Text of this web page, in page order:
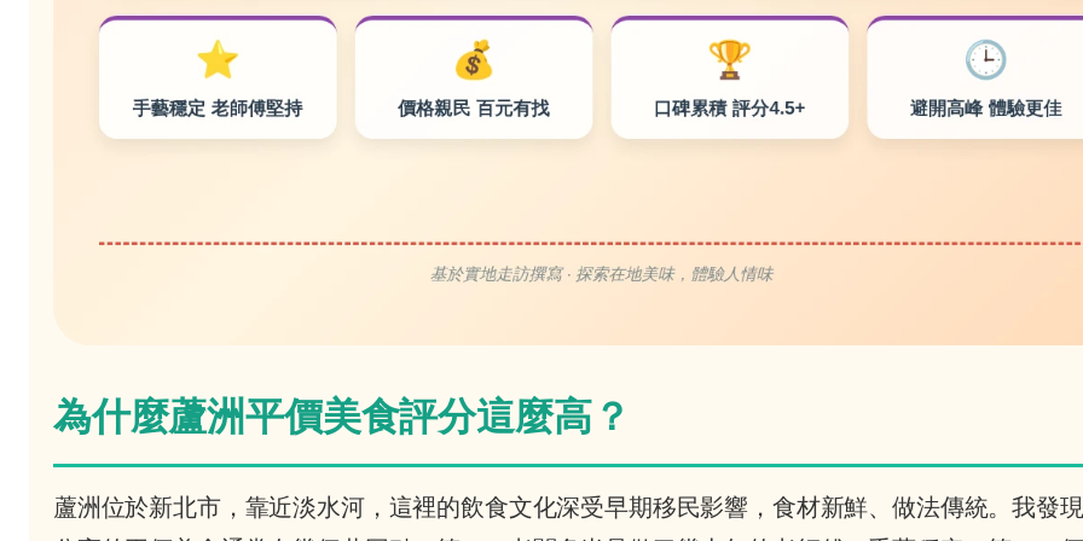
為什麼蘆洲平價美食評分這麼高？
蘆洲位於新北市，靠近淡水河，這裡的飲食文化深受早期移民影響，食材新鮮、做法傳統。我發